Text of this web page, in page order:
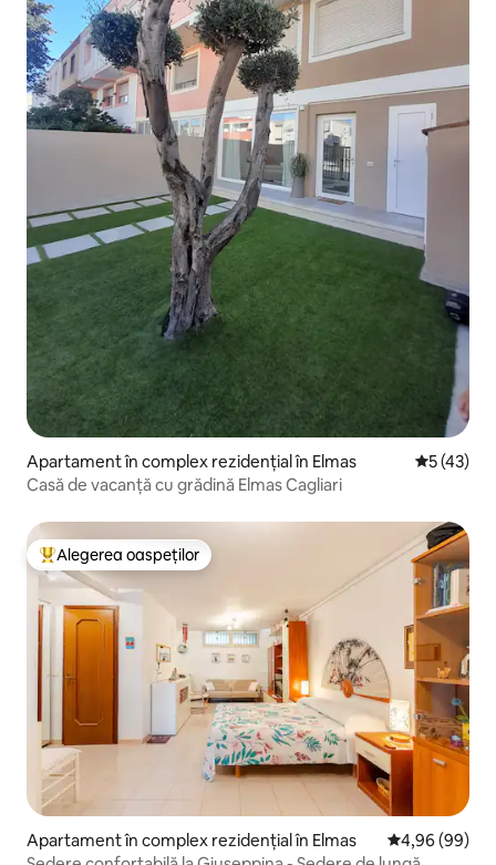
Apartament în complex rezidențial în Elmas Scor
5 (43)
Casă de vacanță cu grădină Elmas Cagliari
Locuință din topul categoriei Alegerea oaspeților
Alegerea oaspeților
Apartament în complex rezidențial în Elmas Scor mediu
4,96 (99)